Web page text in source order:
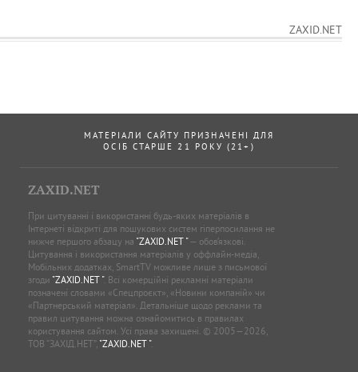
ZAXID.NET
МАТЕРІАЛИ САЙТУ ПРИЗНАЧЕНІ ДЛЯ
ОСІБ СТАРШЕ 21 РОКУ (21+)
ZAXID.NET
При цитуванні і використанні будь-яких матеріалів в
Інтернеті відкриті для пошукових систем гіперпосилання не
нижче першого абзацу на "ZAXID.NET "— обов’язкові.
Цитування і використання матеріалів у оффлайн-медіа,
Мобільних додатках, SmartTV можливе лише з письмової
згоди "ZAXID.NET ". Всі комерційні рекламні матеріали
позначені словами «Спецпроєкт», «Новини компаній» чи
«Партнерський матеріал». Детальніше щодо реклами та
правил цитування можна ознайомитись в правилах
користування сайтом. Усі права захищені. © 2005—2026,
ТОВ “ЗАХІД.НЕТ”, "ZAXID.NET ".